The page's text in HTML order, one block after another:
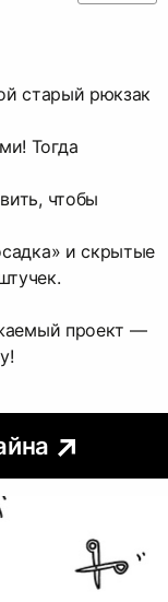
старый рюкзак
Тогда
чтобы
и скрытые
проект —